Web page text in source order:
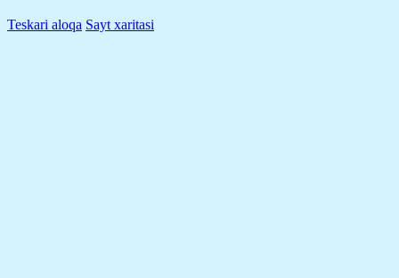
Teskari aloqa Sayt xaritasi